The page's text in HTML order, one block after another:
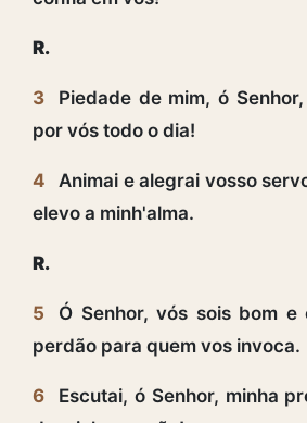
R.
3 Piedade de mim, ó Senhor,
por vós todo o dia!
4 Animai e alegrai vosso
elevo a minh'alma.
R.
5 Ó Senhor, vós sois bom e
perdão para quem vos invoca.
6 Escutai, ó Senhor, minha